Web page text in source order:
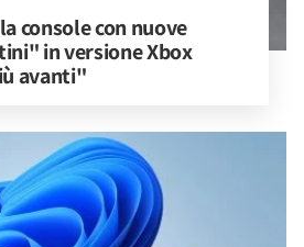
console con nuove
in versione Xbox
avanti"